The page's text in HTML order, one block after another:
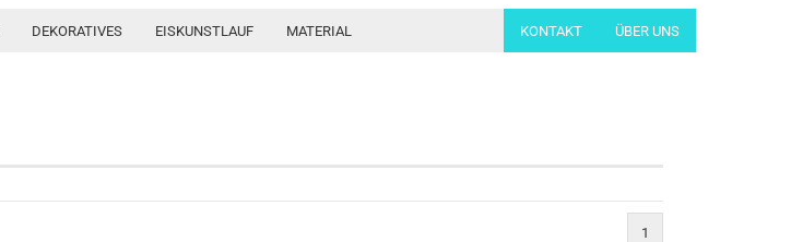
DEKORATIVES EISKUNSTLAUF MATERIAL KONTAKT ÜBER UNS
1